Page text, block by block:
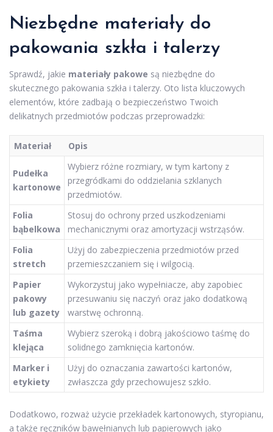
Niezbędne materiały do
pakowania szkła i talerzy
Sprawdź, jakie materiały pakowe są niezbędne do
skutecznego pakowania szkła i talerzy. Oto lista kluczowych
elementów, które zadbają o bezpieczeństwo Twoich
delikatnych przedmiotów podczas przeprowadzki:
Materiał Opis
Pudełka
kartonowe
Wybierz różne rozmiary, w tym kartony z
przegródkami do oddzielania szklanych
przedmiotów.
Folia
bąbelkowa
Stosuj do ochrony przed uszkodzeniami
mechanicznymi oraz amortyzacji wstrząsów.
Folia
stretch
Użyj do zabezpieczenia przedmiotów przed
przemieszczaniem się i wilgocią.
Papier
pakowy
lub gazety
Wykorzystuj jako wypełniacze, aby zapobiec
przesuwaniu się naczyń oraz jako dodatkową
warstwę ochronną.
Taśma
klejąca
Wybierz szeroką i dobrą jakościowo taśmę do
solidnego zamknięcia kartonów.
Marker i
etykiety
Użyj do oznaczania zawartości kartonów,
zwłaszcza gdy przechowujesz szkło.
Dodatkowo, rozważ użycie przekładek kartonowych, styropianu,
a także ręczników bawełnianych lub papierowych jako